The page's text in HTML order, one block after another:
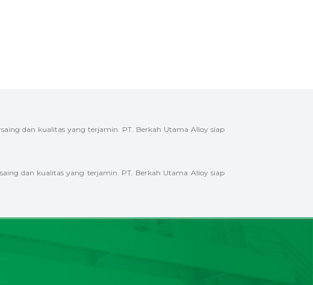
dan kualitas yang terjamin. PT. Berkah Utama Alloy siap
dan kualitas yang terjamin. PT. Berkah Utama Alloy siap